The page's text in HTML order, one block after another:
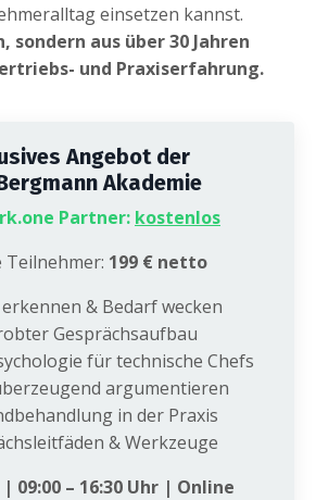
einsetzen kannst.
aus über 30 Jahren
und Praxiserfahrung.
Angebot der
Akademie
Partner: kostenlos
Teilnehmer: 199 € netto
& Bedarf wecken
Gesprächsaufbau
für technische Chefs
argumentieren
in der Praxis
& Werkzeuge
| 09:00 – 16:30 Uhr | Online